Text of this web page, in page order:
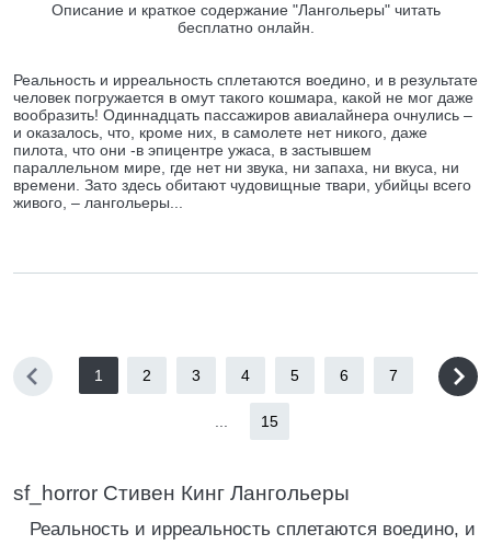
Описание и краткое содержание "Лангольеры" читать
бесплатно онлайн.
Реальность и ирреальность сплетаются воедино, и в результате
человек погружается в омут такого кошмара, какой не мог даже
вообразить! Одиннадцать пассажиров авиалайнера очнулись –
и оказалось, что, кроме них, в самолете нет никого, даже
пилота, что они -в эпицентре ужаса, в застывшем
параллельном мире, где нет ни звука, ни запаха, ни вкуса, ни
времени. Зато здесь обитают чудовищные твари, убийцы всего
живого, – лангольеры...
1 2 3 4 5 6 7
15
sf_horror Стивен Кинг Лангольеры
Реальность и ирреальность сплетаются воедино, и